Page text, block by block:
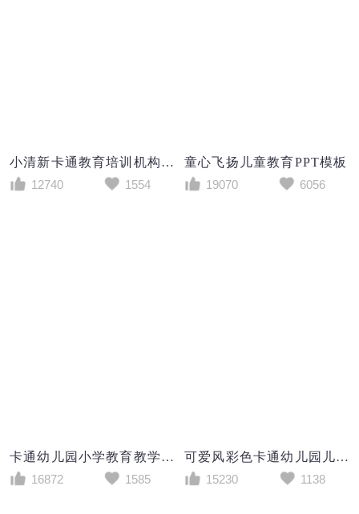
小清新卡通教育培训机构会议总结PPT模板
12740
1554
童心飞扬儿童教育PPT模板
19070
6056
卡通幼儿园小学教育教学PPT模板
16872
1585
可爱风彩色卡通幼儿园儿童成长相册PPT模板
15230
1138